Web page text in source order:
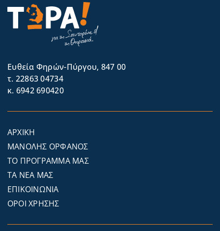
Eυθεία Φηρών-Πύργου, 847 00
τ. 22863 04734
κ. 6942 690420
ΑΡΧΙΚΗ
ΜΑΝΟΛΗΣ ΟΡΦΑΝΟΣ
ΤΟ ΠΡΟΓΡΑΜΜΑ ΜΑΣ
ΤΑ ΝΕΑ ΜΑΣ
ΕΠΙΚΟΙΝΩΝΙΑ
ΟΡΟΙ ΧΡΗΣΗΣ